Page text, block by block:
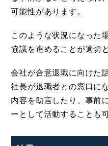
可能性があります。
このような状況になった
協議を進めることが適切
会社が合意退職に向けた
社長が退職者との窓口に
内容を助言したり、事前
ーとして活動することも